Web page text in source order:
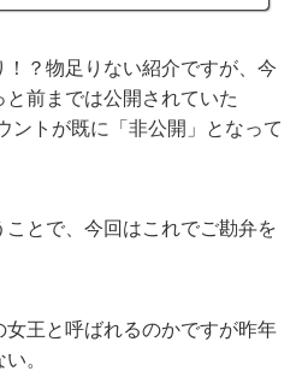
？物足りない紹介ですが、今
前までは公開されていた
ントが既に「非公開」となって
とで、今回はこれでご勘弁を
王と呼ばれるのかですが昨年
。